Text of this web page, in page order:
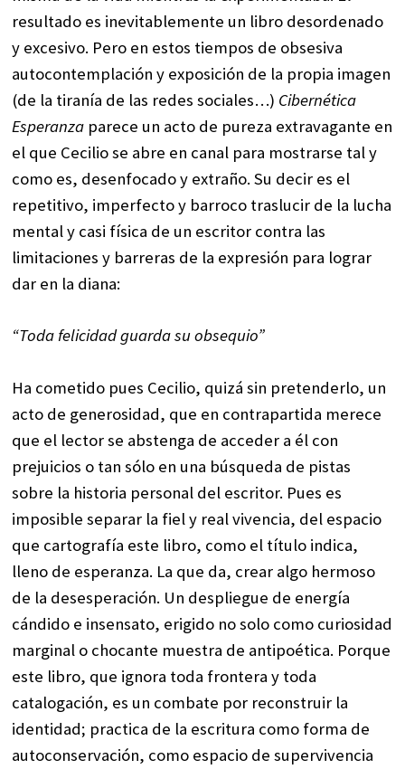
resultado es inevitablemente un libro desordenado
y excesivo. Pero en estos tiempos de obsesiva
autocontemplación y exposición de la propia imagen
(de la tiranía de las redes sociales…) Cibernética
Esperanza parece un acto de pureza extravagante en
el que Cecilio se abre en canal para mostrarse tal y
como es, desenfocado y extraño. Su decir es el
repetitivo, imperfecto y barroco traslucir de la lucha
mental y casi física de un escritor contra las
limitaciones y barreras de la expresión para lograr
dar en la diana:
“Toda felicidad guarda su obsequio”
Ha cometido pues Cecilio, quizá sin pretenderlo, un
acto de generosidad, que en contrapartida merece
que el lector se abstenga de acceder a él con
prejuicios o tan sólo en una búsqueda de pistas
sobre la historia personal del escritor. Pues es
imposible separar la fiel y real vivencia, del espacio
que cartografía este libro, como el título indica,
lleno de esperanza. La que da, crear algo hermoso
de la desesperación. Un despliegue de energía
cándido e insensato, erigido no solo como curiosidad
marginal o chocante muestra de antipoética. Porque
este libro, que ignora toda frontera y toda
catalogación, es un combate por reconstruir la
identidad; practica de la escritura como forma de
autoconservación, como espacio de supervivencia